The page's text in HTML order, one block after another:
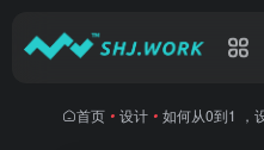
首页 • 设计 • 如何从0到1 ，